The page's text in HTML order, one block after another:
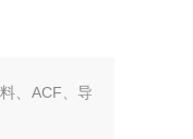
、ACF、导